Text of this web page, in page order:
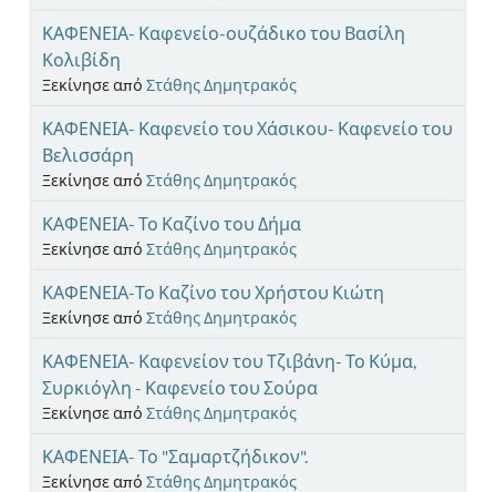
ΚΑΦΕΝΕΙΑ- Καφενείο-ουζάδικο του Βασίλη
Κολιβίδη
Ξεκίνησε από Στάθης Δημητρακός
ΚΑΦΕΝΕΙΑ- Καφενείο του Χάσικου- Καφενείο του
Βελισσάρη
Ξεκίνησε από Στάθης Δημητρακός
ΚΑΦΕΝΕΙΑ- Το Καζίνο του Δήμα
Ξεκίνησε από Στάθης Δημητρακός
ΚΑΦΕΝΕΙΑ-Το Καζίνο του Χρήστου Κιώτη
Ξεκίνησε από Στάθης Δημητρακός
ΚΑΦΕΝΕΙΑ- Καφενείον του Τζιβάνη- Το Κύμα,
Συρκιόγλη - Καφενείο του Σούρα
Ξεκίνησε από Στάθης Δημητρακός
ΚΑΦΕΝΕΙΑ- Το "Σαμαρτζήδικον".
Ξεκίνησε από Στάθης Δημητρακός